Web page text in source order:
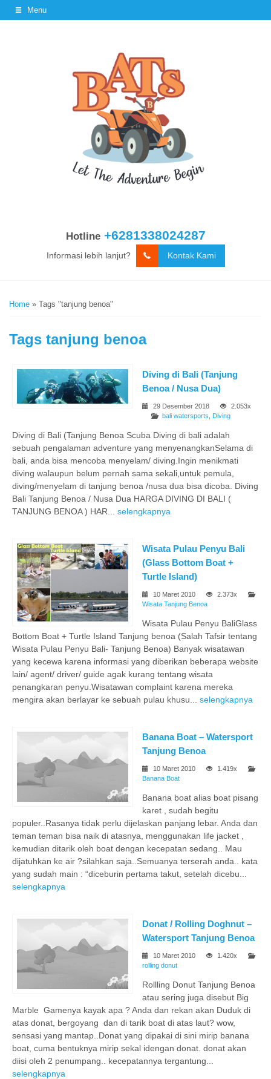
Menu
Hotline +6281338024287
Informasi lebih lanjut? Kontak Kami
Home » Tags "tanjung benoa"
Tags tanjung benoa
Diving di Bali (Tanjung
Benoa / Nusa Dua)
29 Desember 2018
2.053x
bali watersports
Diving
Diving di Bali (Tanjung Benoa Scuba Diving di bali adalah
sebuah pengalaman adventure yang menyenangkanSelama di
bali, anda bisa mencoba menyelam/ diving.Ingin menikmati
diving walaupun belum pernah sama sekali,untuk pemula,
diving/menyelam di tanjung benoa /nusa dua bisa dicoba. Diving
Bali Tanjung Benoa / Nusa Dua HARGA DIVING DI BALI (
TANJUNG BENOA ) HAR... selengkapnya
Wisata Pulau Penyu Bali
(Glass Bottom Boat +
Turtle Island)
10 Maret 2010
2.373x
Wisata Tanjung Benoa
Wisata Pulau Penyu BaliGlass
Bottom Boat + Turtle Island Tanjung benoa (Salah Tafsir tentang
Wisata Pulau Penyu Bali- Tanjung Benoa) Banyak wisatawan
yang kecewa karena informasi yang diberikan beberapa website
lain/ agent/ driver/ guide agak kurang tentang wisata
penangkaran penyu.Wisatawan complaint karena mereka
mengira akan berlayar ke sebuah pulau khusu... selengkapnya
Banana Boat – Watersport
Tanjung Benoa
10 Maret 2010
1.419x
Banana Boat
Banana boat alias boat pisang
karet , sudah begitu
populer..Rasanya tidak perlu dijelaskan panjang lebar. Anda dan
teman teman bisa naik di atasnya, menggunakan life jacket ,
kemudian ditarik oleh boat dengan kecepatan sedang.. Mau
dijatuhkan ke air ?silahkan saja..Semuanya terserah anda.. kata
yang sudah main : “diceburin pertama takut, setelah dicebu...
selengkapnya
Donat / Rolling Doghnut –
Watersport Tanjung Benoa
10 Maret 2010
1.420x
rolling donut
Rollling Donut Tanjung Benoa
atau sering juga disebut Big
Marble Gamenya kayak apa ? Anda dan rekan akan Duduk di
atas donat, bergoyang dan di tarik boat di atas laut? wow,
sensasi yang mantap..Donat yang dipakai di sini mirip banana
boat, cuma bentuknya mirip sekal idengan donat. donat akan
diisi oleh 2 penumpang.. kecepatannya tergantung...
selengkapnya